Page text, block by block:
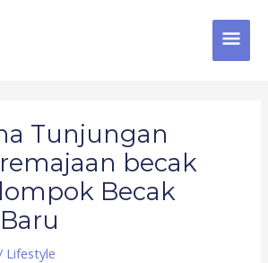
Tunjungan
becak
Becak
Lifestyle